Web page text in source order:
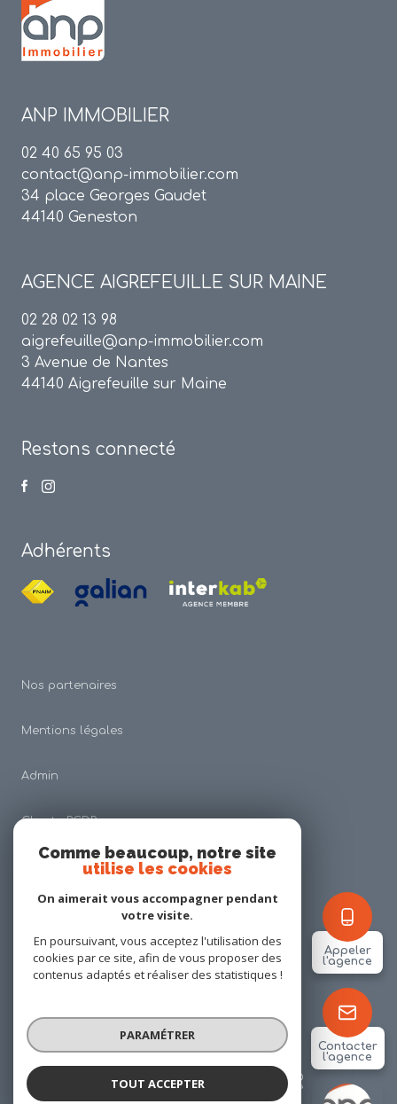
ANP IMMOBILIER
Appeler
l'agence
Contacter
l'agence
ANP IMMOBILIER
02 40 65 95 03
contact@anp-immobilier.com
34 place Georges Gaudet
44140 Geneston
AGENCE AIGREFEUILLE SUR MAINE
02 28 02 13 98
aigrefeuille@anp-immobilier.com
3 Avenue de Nantes
44140 Aigrefeuille sur Maine
Restons connecté
Adhérents
Nos partenaires
Mentions légales
Admin
Charte RGDP
Nos honoraires
Cookies
© 2026 | Tous droits réservés
Réalisé par
Comme beaucoup, notre site
utilise les cookies
On aimerait vous accompagner pendant
votre visite.
En poursuivant, vous acceptez l'utilisation des
cookies par ce site, afin de vous proposer des
contenus adaptés et réaliser des statistiques !
PARAMÉTRER
TOUT ACCEPTER